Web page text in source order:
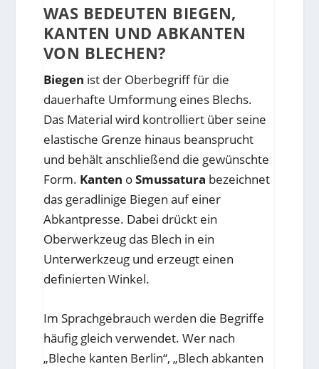
WAS BEDEUTEN BIEGEN,
KANTEN UND ABKANTEN
VON BLECHEN?
Biegen ist der Oberbegriff für die
dauerhafte Umformung eines Blechs.
Das Material wird kontrolliert über seine
elastische Grenze hinaus beansprucht
und behält anschließend die gewünschte
Form. Kanten oSmussatura bezeichnet
das geradlinige Biegen auf einer
Abkantpresse. Dabei drückt ein
Oberwerkzeug das Blech in ein
Unterwerkzeug und erzeugt einen
definierten Winkel.
Im Sprachgebrauch werden die Begriffe
häufig gleich verwendet. Wer nach
„Bleche kanten Berlin“, „Blech abkanten